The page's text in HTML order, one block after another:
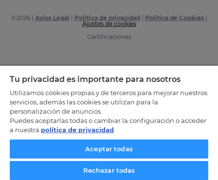
©2026| Aviso Legal Política de privacidad Política de Cookies|
Ajustes de cookies
Certificaciones
Tu privacidad es importante para nosotros
Utilizamos cookies propias y de terceros para mejorar nuestros
servicios, además las cookies se utilizan para la
personalización de anuncios.
Puedes aceptarlas todas o cambiar la configuración o acceder
a nuestra política de privacidad
Aceptar todas
Rechazar todas